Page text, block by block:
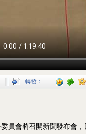
轉發：
會將召開新聞發布會，